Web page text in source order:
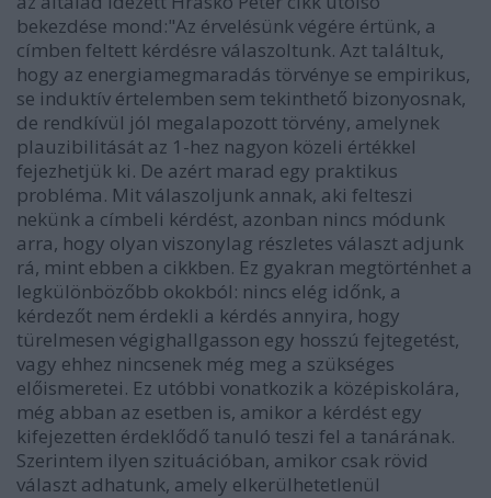
bekezdése mond:"Az érvelésünk végére értünk, a
címben feltett kérdésre válaszoltunk. Azt találtuk,
hogy az energiamegmaradás törvénye se empirikus,
se induktív értelemben sem tekinthető bizonyosnak,
de rendkívül jól megalapozott törvény, amelynek
plauzibilitását az 1-hez nagyon közeli értékkel
fejezhetjük ki. De azért marad egy praktikus
probléma. Mit válaszoljunk annak, aki felteszi
nekünk a címbeli kérdést, azonban nincs módunk
arra, hogy olyan viszonylag részletes választ adjunk
rá, mint ebben a cikkben. Ez gyakran megtörténhet a
legkülönbözőbb okokból: nincs elég időnk, a
kérdezőt nem érdekli a kérdés annyira, hogy
türelmesen végighallgasson egy hosszú fejtegetést,
vagy ehhez nincsenek még meg a szükséges
előismeretei. Ez utóbbi vonatkozik a középiskolára,
még abban az esetben is, amikor a kérdést egy
kifejezetten érdeklődő tanuló teszi fel a tanárának.
Szerintem ilyen szituációban, amikor csak rövid
választ adhatunk, amely elkerülhetetlenül